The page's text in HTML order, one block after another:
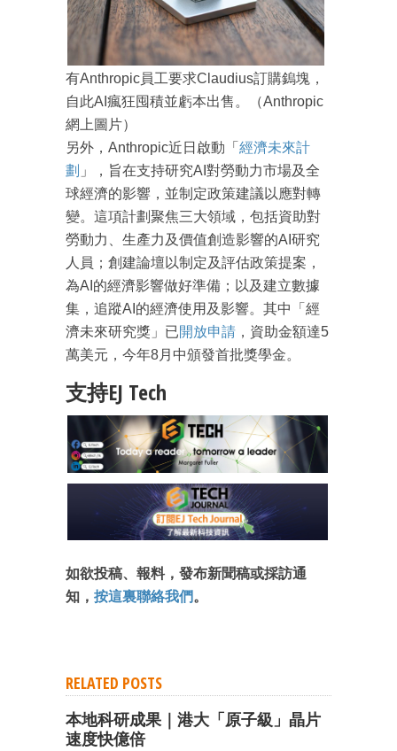
有Anthropic員工要求Claudius訂購鎢塊，
自此AI瘋狂囤積並虧本出售。（Anthropic
網上圖片）
另外，Anthropic近日啟動「 經濟未來計
劃 」，旨在支持研究AI對勞動力市場及全
球經濟的影響，並制定政策建議以應對轉
變。這項計劃聚焦三大領域，包括資助對
勞動力、生產力及價值創造影響的AI研究
人員；創建論壇以制定及評估政策提案，
為AI的經濟影響做好準備；以及建立數據
集，追蹤AI的經濟使用及影響。其中「經
濟未來研究獎」已開放申請 ，資助金額達5
萬美元，今年8月中頒發首批獎學金。
支持EJ Tech
如欲投稿、報料，發布新聞稿或採訪通
知， 按這裏聯絡我們。
RELATED POSTS
本地科研成果｜港大「原子級」晶片
速度快億倍
成為 EJ Tech 會員
最新資訊（附創業懶人包）
箱！